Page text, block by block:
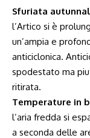
Sfuriata
l’Artico si è
un’ampia e
anticiclonica.
spodestato ma
ritirata.
Temperature in
l’aria fredda si
a seconda delle